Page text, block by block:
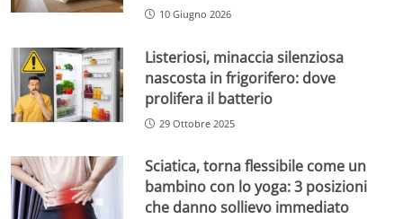
10 Giugno 2026
Listeriosi, minaccia silenziosa
nascosta in frigorifero: dove
prolifera il batterio
29 Ottobre 2025
Sciatica, torna flessibile come un
bambino con lo yoga: 3 posizioni
che danno sollievo immediato